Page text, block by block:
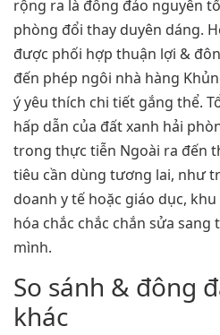
rộng ra là đông đảo nguyên
phòng đổi thay duyên dáng.
được phối hợp thuận lợi &
đến phép ngôi nhà hàng
ý yêu thích chi tiết gắng thể.
hấp dẫn của đất xanh hải
trong thực tiễn Ngoài ra đến
tiêu cần dùng tương lai, như
doanh y tế hoặc giáo dục,
hóa chắc chắc chắn sửa
mình.
So sánh & đông
khác